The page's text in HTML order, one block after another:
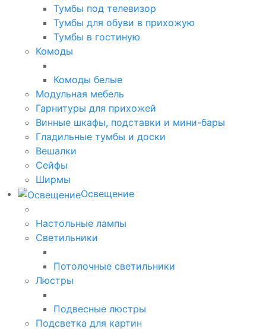
Тумбы под телевизор
Тумбы для обуви в прихожую
Тумбы в гостиную
Комоды
Комоды белые
Модульная мебель
Гарнитуры для прихожей
Винные шкафы, подставки и мини-бары
Гладильные тумбы и доски
Вешалки
Сейфы
Ширмы
Освещение
Настольные лампы
Светильники
Потолочные светильники
Люстры
Подвесные люстры
Подсветка для картин